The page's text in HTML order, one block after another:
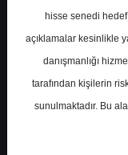
Getiri
hisse senedi
açıklamalar kesinlikle
danışmanlığı
tarafından kişilerin
sunulmaktadır. Bu